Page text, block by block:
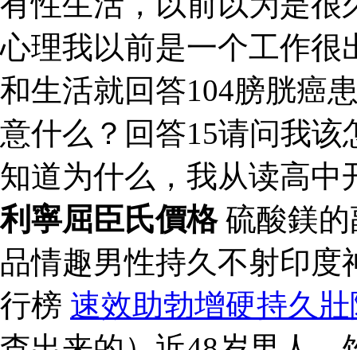
心理我以前是一个工作很
和生活就回答104膀胱癌
意什么？回答15请问我
知道为什么，我从读高
利寧屈臣氏價格硫酸鎂的
品情趣男性持久不射印
行榜 速效助勃增硬持久